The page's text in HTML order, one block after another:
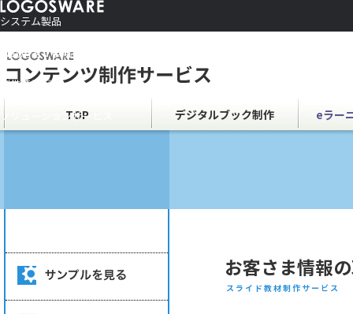
システム製品
コンテンツ作成ソフト
制作サービス
ソリューションサービス
ご利用者さま向け
会社情報
TOP デジタルブック制作 eラー
お客さま情報
スライド教材制作サービス